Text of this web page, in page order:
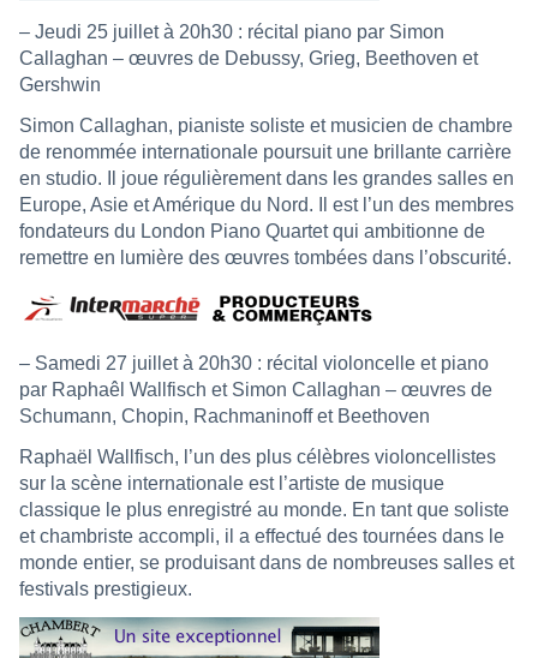
– Jeudi 25 juillet à 20h30 : récital piano par Simon
Callaghan – œuvres de Debussy, Grieg, Beethoven et
Gershwin
Simon Callaghan, pianiste soliste et musicien de chambre
de renommée internationale poursuit une brillante carrière
en studio. Il joue régulièrement dans les grandes salles en
Europe, Asie et Amérique du Nord. Il est l’un des membres
fondateurs du London Piano Quartet qui ambitionne de
remettre en lumière des œuvres tombées dans l’obscurité.
– Samedi 27 juillet à 20h30 : récital violoncelle et piano
par Raphaêl Wallfisch et Simon Callaghan – œuvres de
Schumann, Chopin, Rachmaninoff et Beethoven
Raphaël Wallfisch, l’un des plus célèbres violoncellistes
sur la scène internationale est l’artiste de musique
classique le plus enregistré au monde. En tant que soliste
et chambriste accompli, il a effectué des tournées dans le
monde entier, se produisant dans de nombreuses salles et
festivals prestigieux.